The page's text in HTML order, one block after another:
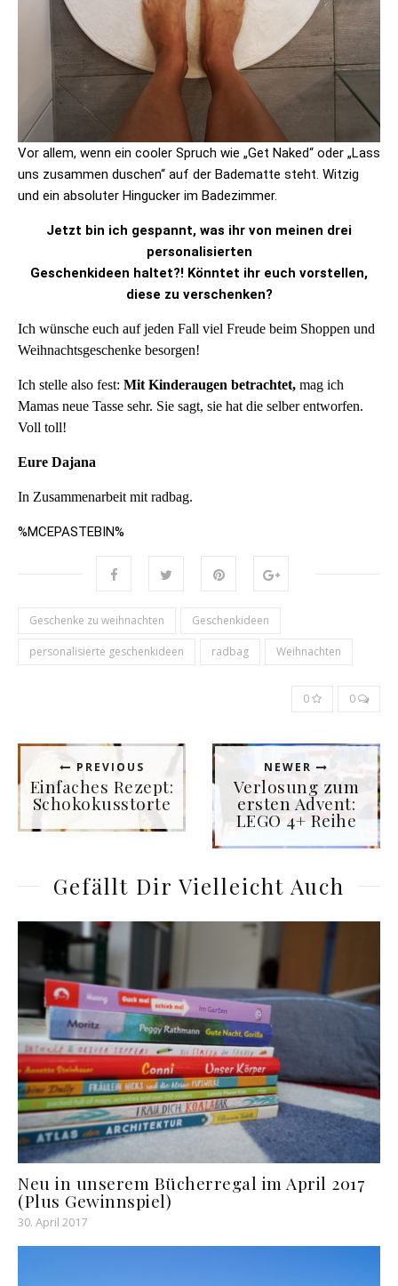
Vor allem, wenn ein cooler Spruch wie „Get Naked“ oder „Lass
uns zusammen duschen“ auf der Badematte steht. Witzig
und ein absoluter Hingucker im Badezimmer.
Jetzt bin ich gespannt, was ihr von meinen drei
personalisierten
Geschenkideen haltet?! Könntet ihr euch vorstellen,
diese zu verschenken?
Ich wünsche euch auf jeden Fall viel Freude beim Shoppen und
Weihnachtsgeschenke besorgen!
Ich stelle also fest: Mit Kinderaugen betrachtet, mag ich
Mamas neue Tasse sehr. Sie sagt, sie hat die selber entworfen.
Voll toll!
Eure Dajana
In Zusammenarbeit mit radbag.
%MCEPASTEBIN%
Geschenke zu weihnachten Geschenkideen
personalisierte geschenkideen radbag Weihnachten
0 0
PREVIOUS
Einfaches Rezept:
Schokokusstorte
NEWER
Verlosung zum
ersten Advent:
LEGO 4+ Reihe
Gefällt Dir Vielleicht Auch
Neu in unserem Bücherregal im April 2017
(Plus Gewinnspiel)
30. April 2017